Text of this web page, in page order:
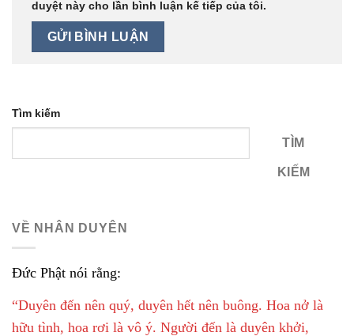
duyệt này cho lần bình luận kế tiếp của tôi.
Tìm kiếm
TÌM
KIẾM
VỀ NHÂN DUYÊN
Đức Phật nói rằng:
“Duyên đến nên quý, duyên hết nên buông. Hoa nở là
hữu tình, hoa rơi là vô ý. Người đến là duyên khởi,